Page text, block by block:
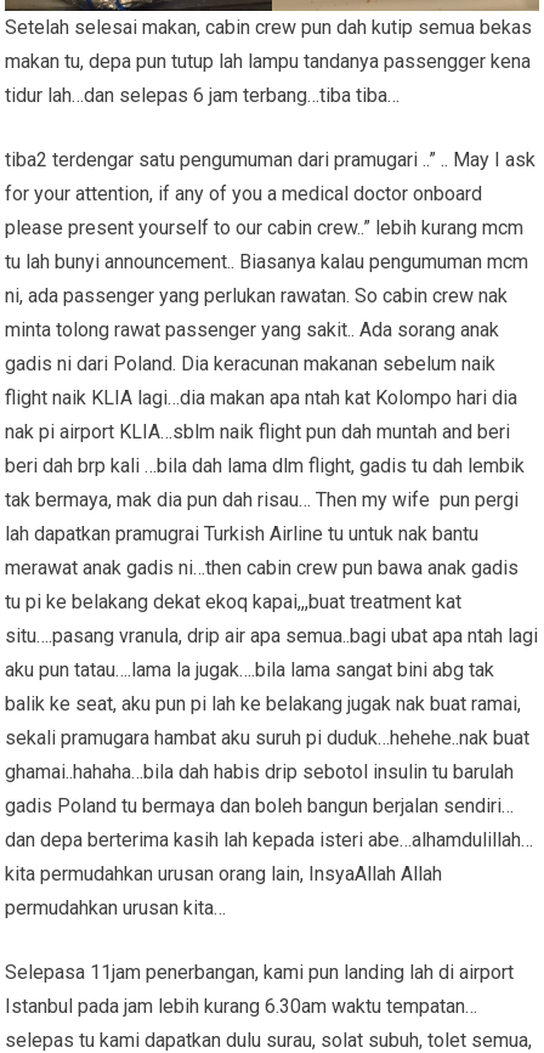
Setelah selesai makan, cabin crew pun dah kutip semua bekas
makan tu, depa pun tutup lah lampu tandanya passengger kena
tidur lah…dan selepas 6 jam terbang…tiba tiba…
tiba2 terdengar satu pengumuman dari pramugari ..” .. May I ask
for your attention, if any of you a medical doctor onboard
please present yourself to our cabin crew..” lebih kurang mcm
tu lah bunyi announcement.. Biasanya kalau pengumuman mcm
ni, ada passenger yang perlukan rawatan. So cabin crew nak
minta tolong rawat passenger yang sakit.. Ada sorang anak
gadis ni dari Poland. Dia keracunan makanan sebelum naik
flight naik KLIA lagi…dia makan apa ntah kat Kolompo hari dia
nak pi airport KLIA…sblm naik flight pun dah muntah and beri
beri dah brp kali …bila dah lama dlm flight, gadis tu dah lembik
tak bermaya, mak dia pun dah risau… Then my wife pun pergi
lah dapatkan pramugrai Turkish Airline tu untuk nak bantu
merawat anak gadis ni…then cabin crew pun bawa anak gadis
tu pi ke belakang dekat ekoq kapai,,,buat treatment kat
situ….pasang vranula, drip air apa semua..bagi ubat apa ntah lagi
aku pun tatau….lama la jugak….bila lama sangat bini abg tak
balik ke seat, aku pun pi lah ke belakang jugak nak buat ramai,
sekali pramugara hambat aku suruh pi duduk…hehehe..nak buat
ghamai..hahaha…bila dah habis drip sebotol insulin tu barulah
gadis Poland tu bermaya dan boleh bangun berjalan sendiri…
dan depa berterima kasih lah kepada isteri abe…alhamdulillah…
kita permudahkan urusan orang lain, InsyaAllah Allah
permudahkan urusan kita…
Selepasa 11jam penerbangan, kami pun landing lah di airport
Istanbul pada jam lebih kurang 6.30am waktu tempatan…
selepas tu kami dapatkan dulu surau, solat subuh, tolet semua,